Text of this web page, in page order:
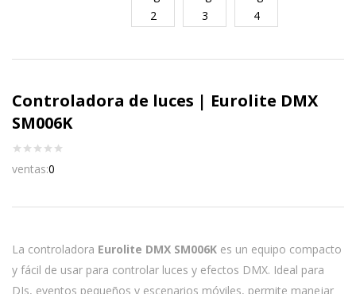
Controladora de luces | Eurolite DMX
SM006K
ventas:0
La controladora Eurolite DMX SM006K es un equipo compacto
y fácil de usar para controlar luces y efectos DMX. Ideal para
DJs, eventos pequeños y escenarios móviles, permite manejar